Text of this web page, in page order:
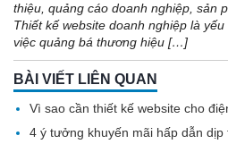
thiệu, quảng cáo doanh nghiệp, sản
Thiết kế website doanh nghiệp là
việc quảng bá thương hiệu […]
BÀI VIẾT LIÊN QUAN
Vì sao cần thiết kế website cho
4 ý tưởng khuyến mãi hấp dẫn dịp